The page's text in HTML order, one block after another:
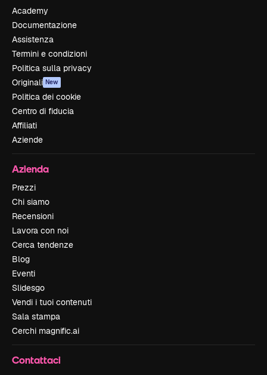
Academy
Documentazione
Assistenza
Termini e condizioni
Politica sulla privacy
Originali New
Politica dei cookie
Centro di fiducia
Affiliati
Aziende
Azienda
Prezzi
Chi siamo
Recensioni
Lavora con noi
Cerca tendenze
Blog
Eventi
Slidesgo
Vendi i tuoi contenuti
Sala stampa
Cerchi magnific.ai
Contattaci